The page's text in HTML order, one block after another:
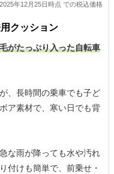
年12月25日時点 での税込価格
クッション
がたっぷり入った自転車
、長時間の乗車でも子ど
ア素材で、寒い日でも背
な雨が降っても水や汚れ
付けも簡単で、前乗せ・